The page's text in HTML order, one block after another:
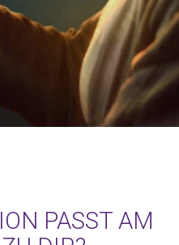
PASST AM